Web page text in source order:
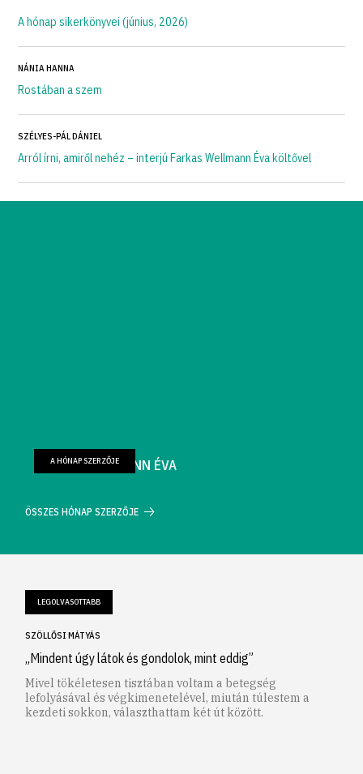
A hónap sikerkönyvei (június, 2026)
NÁNIA HANNA
Rostában a szem
SZÉLYES-PÁL DÁNIEL
Arról írni, amiről nehéz – interjú Farkas Wellmann Éva költővel
FARKAS WELLMANN ÉVA
A HÓNAP SZERZŐJE
ÖSSZES HÓNAP SZERZŐJE
LEGOLVASOTTABB
SZÖLLŐSI MÁTYÁS
„Mindent úgy látok és gondolok, mint eddig”
Mivel tökéletesen tisztában voltam a betegség
lefolyásával és végkimenetelével, miután túlestem a
kezdeti sokkon, választhattam két út között.